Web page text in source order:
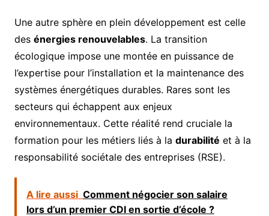
Une autre sphère en plein développement est celle
des énergies renouvelables. La transition
écologique impose une montée en puissance de
l’expertise pour l’installation et la maintenance des
systèmes énergétiques durables. Rares sont les
secteurs qui échappent aux enjeux
environnementaux. Cette réalité rend cruciale la
formation pour les métiers liés à la durabilité et à la
responsabilité sociétale des entreprises (RSE).
A lire aussi Comment négocier son salaire
lors d’un premier CDI en sortie d’école ?